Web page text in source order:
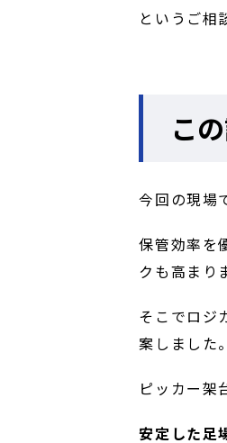
というご相
こ
今回の現場
保管効率を
クも高まり
そこでロジ
案しました。
ピッカー架
安定した足